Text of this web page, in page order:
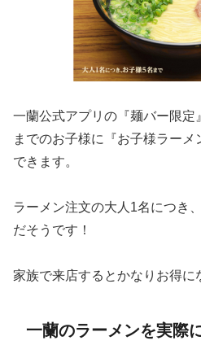
一蘭公式アプリの『麺バー限定
までのお子様に『お子様ラー
できます。
ラーメン注文の大人1名につき
だそうです！
家族で来店するとかなりお得に
一蘭のラーメンを実際